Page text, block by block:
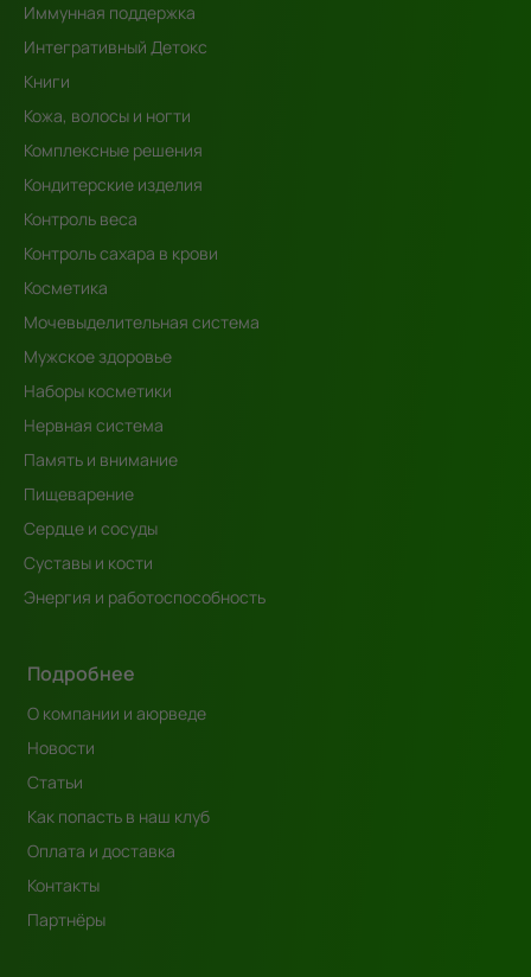
Иммунная поддержка
Интегративный Детокс
Книги
Кожа, волосы и ногти
Комплексные решения
Кондитерские изделия
Контроль веса
Контроль сахара в крови
Косметика
Мочевыделительная система
Мужское здоровье
Наборы косметики
Нервная система
Память и внимание
Пищеварение
Сердце и сосуды
Суставы и кости
Энергия и работоспособность
Подробнее
О компании и аюрведе
Новости
Статьи
Как попасть в наш клуб
Оплата и доставка
Контакты
Партнёры